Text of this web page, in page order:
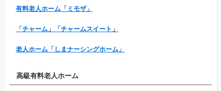
有料老人ホーム「ミモザ」
「チャーム」「チャームスイート」
老人ホーム「しまナーシングホーム」
高級有料老人ホーム